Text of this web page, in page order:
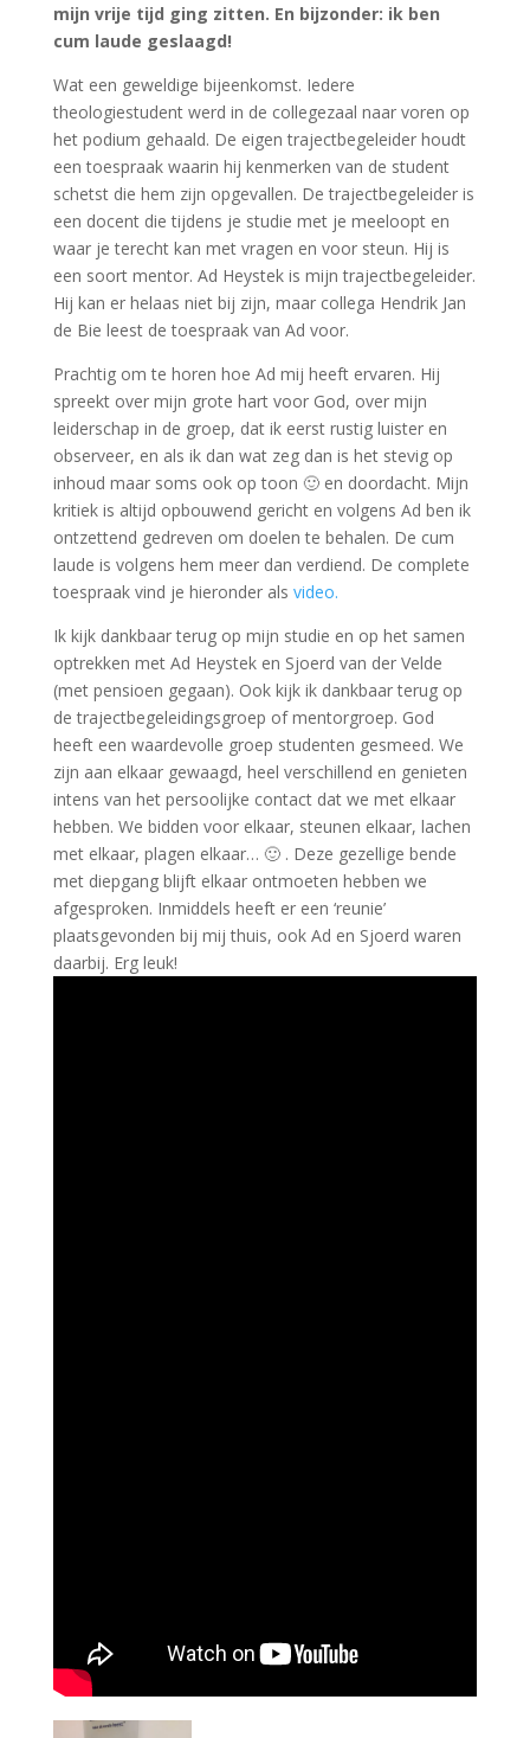
mijn vrije tijd ging zitten. En bijzonder: ik ben
cum laude geslaagd!
Wat een geweldige bijeenkomst. Iedere
theologiestudent werd in de collegezaal naar voren op
het podium gehaald. De eigen trajectbegeleider houdt
een toespraak waarin hij kenmerken van de student
schetst die hem zijn opgevallen. De trajectbegeleider is
een docent die tijdens je studie met je meeloopt en
waar je terecht kan met vragen en voor steun. Hij is
een soort mentor. Ad Heystek is mijn trajectbegeleider.
Hij kan er helaas niet bij zijn, maar collega Hendrik Jan
de Bie leest de toespraak van Ad voor.
Prachtig om te horen hoe Ad mij heeft ervaren. Hij
spreekt over mijn grote hart voor God, over mijn
leiderschap in de groep, dat ik eerst rustig luister en
observeer, en als ik dan wat zeg dan is het stevig op
inhoud maar soms ook op toon 🙂 en doordacht. Mijn
kritiek is altijd opbouwend gericht en volgens Ad ben ik
ontzettend gedreven om doelen te behalen. De cum
laude is volgens hem meer dan verdiend. De complete
toespraak vind je hieronder als video.
Ik kijk dankbaar terug op mijn studie en op het samen
optrekken met Ad Heystek en Sjoerd van der Velde
(met pensioen gegaan). Ook kijk ik dankbaar terug op
de trajectbegeleidingsgroep of mentorgroep. God
heeft een waardevolle groep studenten gesmeed. We
zijn aan elkaar gewaagd, heel verschillend en genieten
intens van het persoolijke contact dat we met elkaar
hebben. We bidden voor elkaar, steunen elkaar, lachen
met elkaar, plagen elkaar… 🙂 . Deze gezellige bende
met diepgang blijft elkaar ontmoeten hebben we
afgesproken. Inmiddels heeft er een ‘reunie’
plaatsgevonden bij mij thuis, ook Ad en Sjoerd waren
daarbij. Erg leuk!